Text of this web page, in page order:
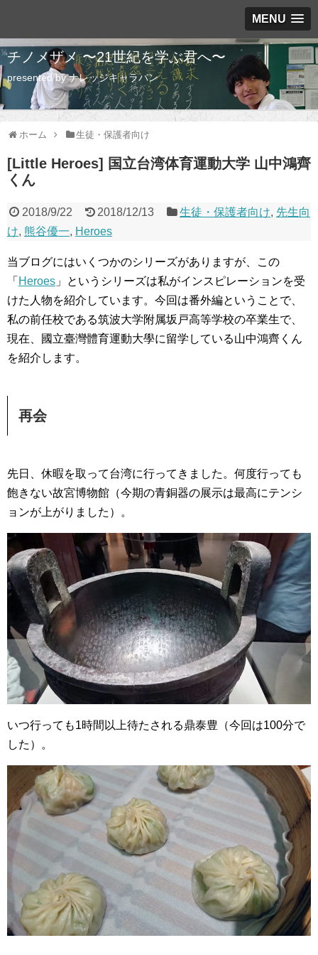
MENU
チノメザメ 〜21世紀を学ぶ君へ〜
presented by ナレッジキャラバン
ホーム 生徒・保護者向け
[Little Heroes] 国立台湾体育運動大学 山中鴻齊
くん
2018/9/22 2018/12/13 生徒・保護者向け, 先生向
け, 熊谷優一, Heroes
当ブログにはいくつかのシリーズがありますが、この
「 Heroes 」というシリーズは私がインスピレーションを受
けた人物を紹介しています。今回は番外編ということで、
私の前任校である筑波大学附属坂戸高等学校の卒業生で、
現在、國立臺灣體育運動大學に留学している山中鴻齊くん
を紹介します。
再会
先日、休暇を取って台湾に行ってきました。何度行っても
飽きない故宮博物館（今期の青銅器の展示は最高にテンシ
ョンが上がりました）。
いつ行っても1時間以上待たされる鼎泰豊（今回は100分で
した）。